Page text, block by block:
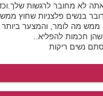
לא מחובר לרגשות
בנשים פלצניות שחוץ
ממש מה לומר, והמצער ביותר
חכמות להפליא..
נשים ריקות